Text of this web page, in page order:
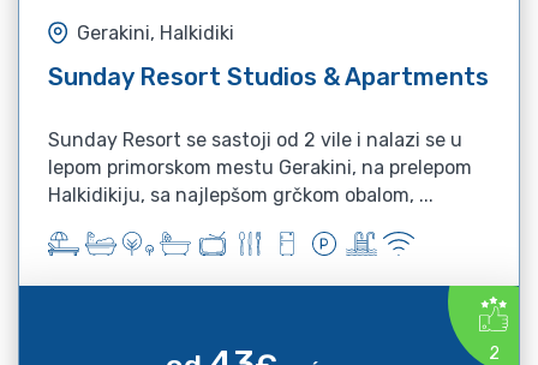
Gerakini, Halkidiki
Sunday Resort Studios & Apartments
Sunday Resort se sastoji od 2 vile i nalazi se u
lepom primorskom mestu Gerakini, na prelepom
Halkidikiju, sa najlepšom grčkom obalom, ...
2